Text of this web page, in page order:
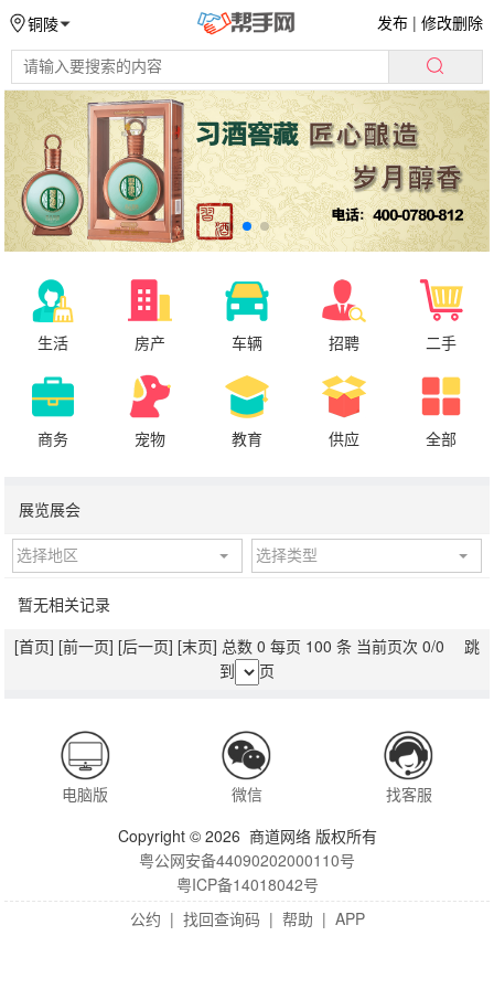
铜陵 发布 |修改删除
生活 房产 车辆 招聘 二手
商务 宠物 教育 供应 全部
展览展会
选择地区 选择类型
暂无相关记录
[首页] [前一页] [后一页] [末页] 总数 0 每页 100 条 当前页次 0/0 跳
到
页
电脑版 微信
找客服
Copyright © 2026 商道网络 版权所有
粤公网安备44090202000110号
粤ICP备14018042号
公约 | 找回查询码 | 帮助 | APP